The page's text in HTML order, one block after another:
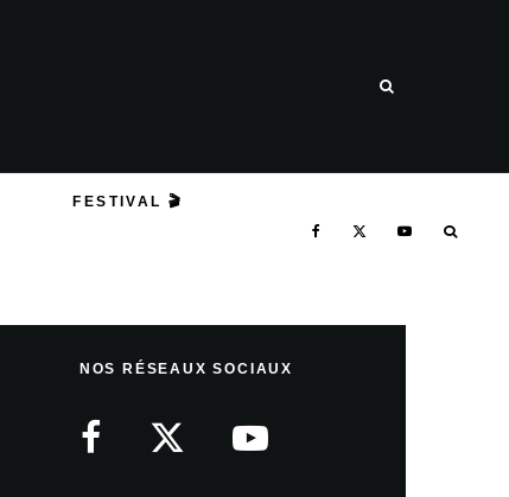
FESTIVAL 🎬
NOS RÉSEAUX SOCIAUX